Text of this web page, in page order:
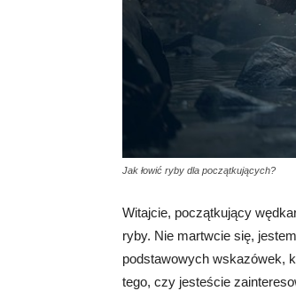
Jak łowić ryby dla początkujących?
Witajcie, początkujący
ryby. Nie martwcie się,
podstawowych wskazówek,
tego, czy jesteście